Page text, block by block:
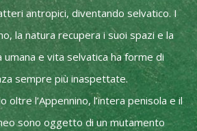
antropici, diventando selvatico. I
la natura recupera i suoi spazi e la
umana e vita selvatica ha forme di
sempre più inaspettate.
oltre l’Appennino, l’intera penisola e il
sono oggetto di un mutamento